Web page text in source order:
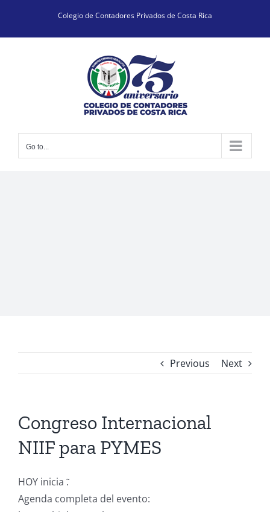
content
Colegio de Contadores Privados de Costa Rica
Go to...
Previous Next
Congreso Internacional
NIIF para PYMES
HOY inicia ̃.
Agenda completa del evento: